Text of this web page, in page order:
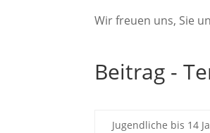
Wir freuen uns, Sie
Beitrag -
Jugendliche bis 14